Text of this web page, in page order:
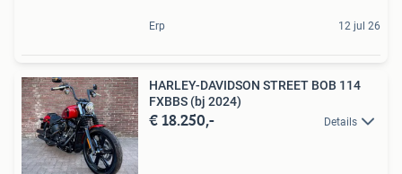
Erp 12 jul 26
HARLEY-DAVIDSON STREET BOB 114
FXBBS (bj 2024)
€ 18.250,- Details